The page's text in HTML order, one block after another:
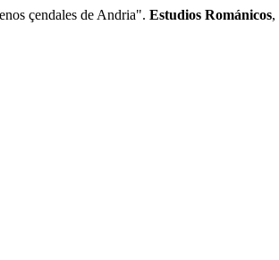
çendales de Andria". Estudios Románicos,